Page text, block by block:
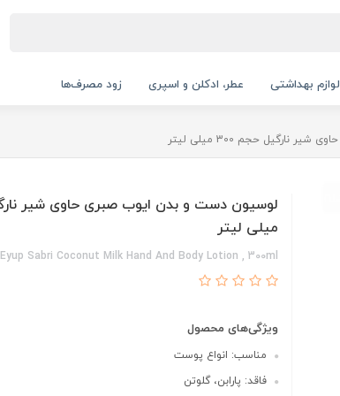
لوازم بهداشتی عطر، ادکلن و اسپری زود مصرف‌ها
حجم 300 میلی لیتر
میلی لیتر
Eyup Sabri Coconut Milk Hand And Body Lotion , 300ml
ویژگی‌های محصول
مناسب: انواع پوست
فاقد: پارابن، گلوتن